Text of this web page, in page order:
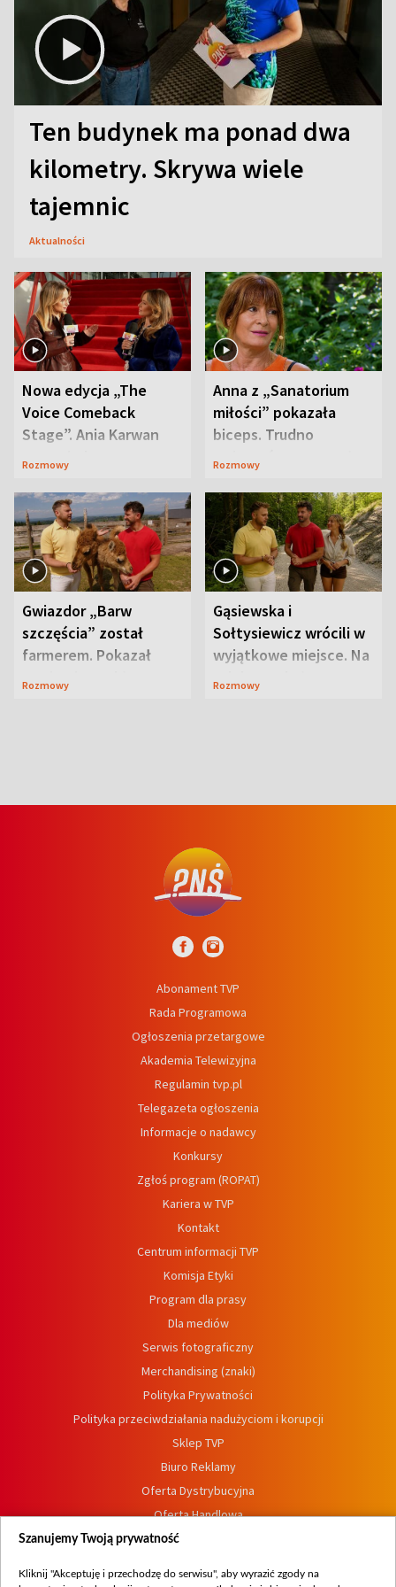
Ten budynek ma ponad dwa
kilometry. Skrywa wiele
tajemnic
Aktualności
Nowa edycja „The
Voice Comeback
Stage”. Ania Karwan
zapowiada
Rozmowy
Anna z „Sanatorium
miłości” pokazała
biceps. Trudno
uwierzyć, co przeszła
Rozmowy
Gwiazdor „Barw
szczęścia” został
farmerem. Pokazał
swoje niezwykłe
Rozmowy
Gąsiewska i
Sołtysiewicz wrócili w
wyjątkowe miejsce. Na
szlaku czekał
Rozmowy
Abonament TVP
Rada Programowa
Ogłoszenia przetargowe
Akademia Telewizyjna
Regulamin tvp.pl
Telegazeta ogłoszenia
Informacje o nadawcy
Konkursy
Zgłoś program (ROPAT)
Kariera w TVP
Kontakt
Centrum informacji TVP
Komisja Etyki
Program dla prasy
Dla mediów
Serwis fotograficzny
Merchandising (znaki)
Polityka Prywatności
Polityka przeciwdziałania nadużyciom i korupcji
Sklep TVP
Biuro Reklamy
Oferta Dystrybucyjna
Oferta Handlowa
Dostępność
Szanujemy Twoją prywatność
Kliknij "Akceptuję i przechodzę do serwisu", aby wyrazić zgody na